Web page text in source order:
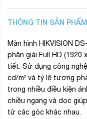
THÔNG TIN SẢN PHẨM
Màn hình HIKVISION
phân giải Full HD (1920
tiết. Sử dụng công
cd/m² và tỷ lệ tương
trong nhiều điều kiện
chiều ngang và dọc
từ các góc khác nhau.